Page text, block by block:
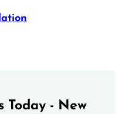
Today - New